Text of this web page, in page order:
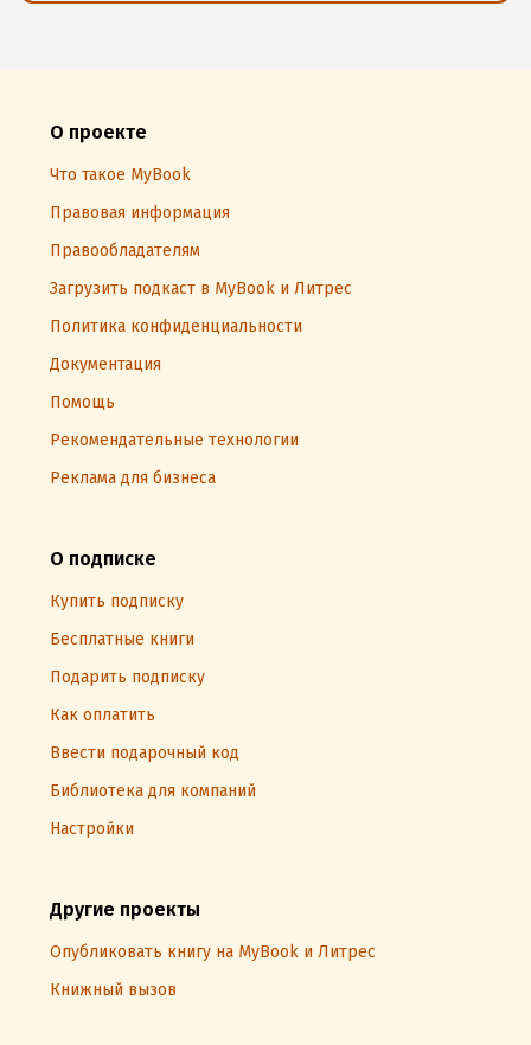
О проекте
Что такое MyBook
Правовая информация
Правообладателям
Загрузить подкаст в MyBook и Литрес
Политика конфиденциальности
Документация
Помощь
Рекомендательные технологии
Реклама для бизнеса
О подписке
Купить подписку
Бесплатные книги
Подарить подписку
Как оплатить
Ввести подарочный код
Библиотека для компаний
Настройки
Другие проекты
Опубликовать книгу на MyBook и Литрес
Книжный вызов